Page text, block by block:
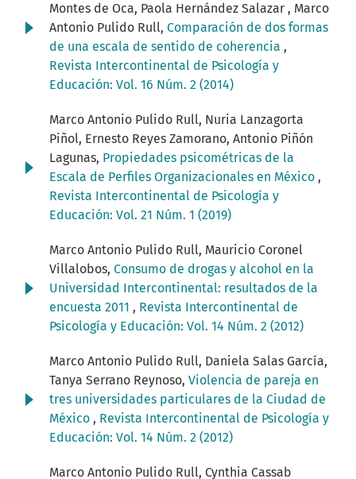
Montes de Oca, Paola Hernández Salazar , Marco
Antonio Pulido Rull, Comparación de dos formas
de una escala de sentido de coherencia ,
Revista Intercontinental de Psicología y
Educación: Vol. 16 Núm. 2 (2014)
Marco Antonio Pulido Rull, Nuria Lanzagorta
Piñol, Ernesto Reyes Zamorano, Antonio Piñón
Lagunas, Propiedades psicométricas de la
Escala de Perfiles Organizacionales en México ,
Revista Intercontinental de Psicología y
Educación: Vol. 21 Núm. 1 (2019)
Marco Antonio Pulido Rull, Mauricio Coronel
Villalobos, Consumo de drogas y alcohol en la
Universidad Intercontinental: resultados de la
encuesta 2011 , Revista Intercontinental de
Psicología y Educación: Vol. 14 Núm. 2 (2012)
Marco Antonio Pulido Rull, Daniela Salas García,
Tanya Serrano Reynoso, Violencia de pareja en
tres universidades particulares de la Ciudad de
México , Revista Intercontinental de Psicología y
Educación: Vol. 14 Núm. 2 (2012)
Marco Antonio Pulido Rull, Cynthia Cassab